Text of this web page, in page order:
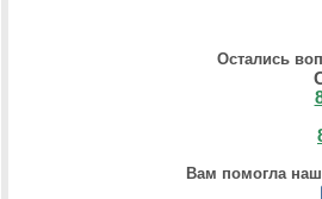
Остались
Вам помогла